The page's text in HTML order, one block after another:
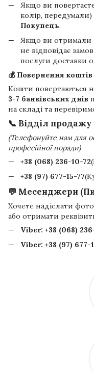
Якщо ви
колір,
Покупець.
Якщо ви отримали
не відповідає
послуги доставки
💰 Повернення коштів
Кошти повертаються
3-7 банківських днів
на складі та
📞 Відділ продажу
(Телефонуйте нам для
професійної поради)
+38 (068) 236-10-72
+38 (97) 677-15-77
💬 Месенджери
Хочете надіслати
або отримати
Viber: +38 (068)
Viber: +38 (97) 677-